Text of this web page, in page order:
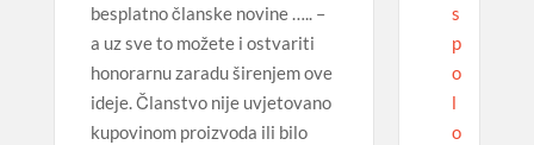
besplatno članske novine ….. –
a uz sve to možete i ostvariti
honorarnu zaradu širenjem ove
ideje. Članstvo nije uvjetovano
kupovinom proizvoda ili bilo
s
p
o
l
o